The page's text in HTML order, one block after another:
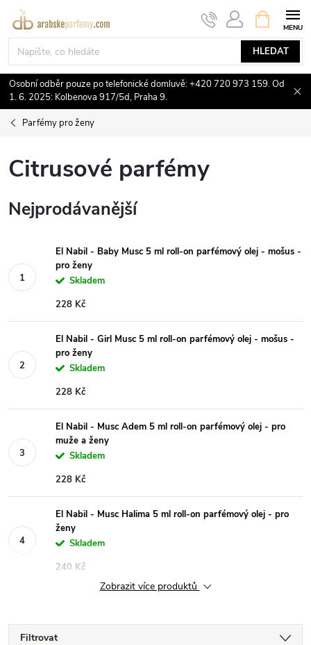
Přejít
obsah
HLEDAT
NÁKUPNÍ
KOŠÍK
Osobní odběr pouze po telefonické domluvě: +420 720 973 159. Od
1. 6. 2025: Kolbenova 917/5d, Praha 9.
Parfémy pro ženy
Citrusové parfémy
Nejprodávanější
El Nabil - Baby Musc 5 ml roll-on parfémový olej - mošus -
pro ženy
Skladem
228 Kč
El Nabil - Girl Musc 5 ml roll-on parfémový olej - mošus -
pro ženy
Skladem
228 Kč
El Nabil - Musc Adem 5 ml roll-on parfémový olej - pro
muže a ženy
Skladem
228 Kč
El Nabil - Musc Halima 5 ml roll-on parfémový olej - pro
ženy
Skladem
240 Kč
Zobrazit více produktů
Filtrovat